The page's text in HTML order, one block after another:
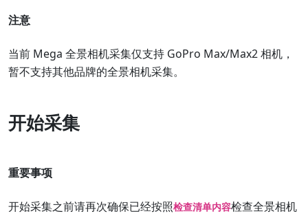
注意
当前 Mega 全景相机采集仅支持 GoPro Max/Max2 相机，
暂不支持其他品牌的全景相机采集。
开始采集
重要事项
开始采集之前请再次确保已经按照检查清单内容检查全景相机